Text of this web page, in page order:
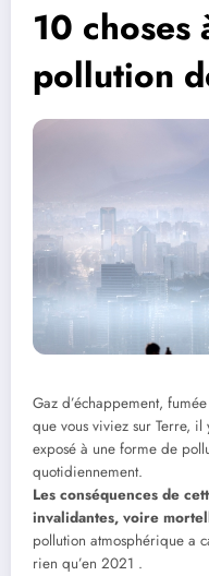
10 choses
pollution
Gaz d’échappement,
que vous viviez sur Terre, il
exposé à une forme de
quotidiennement.
Les conséquences de
invalidantes, voire
pollution atmosphérique a
rien qu’en 2021 .